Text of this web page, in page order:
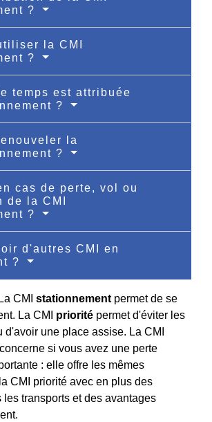
?
la CMI
?
temps est attribuée
?
la
?
cas de perte, vol ou
de la CMI
?
d'autres CMI en
?
CMI stationnement permet de se
La CMI priorité permet d'éviter les
d'avoir une place assise. La CMI
si vous avez une perte
: elle offre les mêmes
CMI priorité avec en plus des
les transports et des avantages